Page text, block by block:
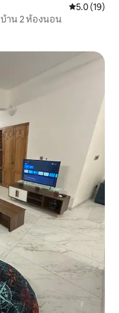
คะแนนเฉลี่ย
5.0 (19)
บ้าน 2 ห้องนอน